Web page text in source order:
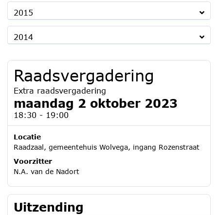
2015
2014
Raadsvergadering
Extra raadsvergadering
maandag 2 oktober 2023
18:30 - 19:00
Locatie
Raadzaal, gemeentehuis Wolvega, ingang Rozenstraat
Voorzitter
N.A. van de Nadort
Uitzending